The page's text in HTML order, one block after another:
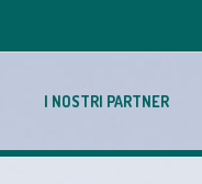
I NOSTRI PARTNER